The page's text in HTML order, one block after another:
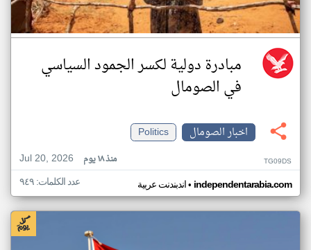
مبادرة دولية لكسر الجمود السياسي
في الصومال
اخبار الصومال
Politics
Jul 20, 2026
منذ ١٨ يوم TG09DS
اندبندنت عربية• independentarabia.com عدد الكلمات: ٩٤٩